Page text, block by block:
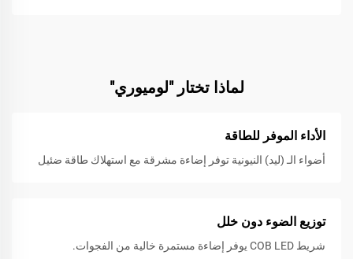
لماذا تختار "لوميوري"
الأداء الموفر للطاقة
أضواء الـ (ليد) النيونية توفر إضاءة مشرقة مع استهلاك طاقة ضئيل
توزيع الضوء دون خلل
شريط COB LED يوفر إضاءة مستمرة خالية من الفجوات.